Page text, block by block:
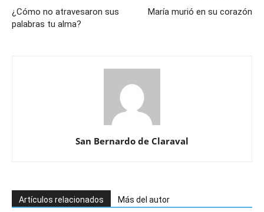
¿Cómo no atravesaron sus
palabras tu alma?
María murió en su corazón
San Bernardo de Claraval
Artículos relacionados Más del autor